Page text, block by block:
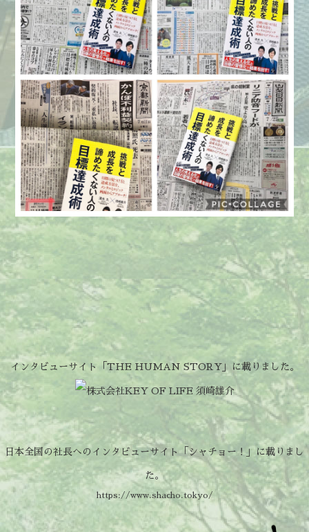
インタビューサイト「THE HUMAN STORY」に載りました。
日本全国の社長へのインタビューサイト「シャチョー！」に載りまし
た。
https://www.shacho.tokyo/